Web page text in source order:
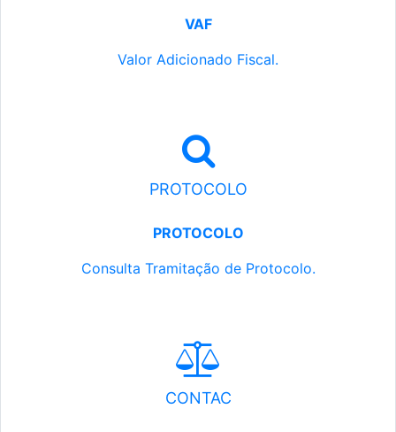
VAF
Valor Adicionado Fiscal.
PROTOCOLO
PROTOCOLO
Consulta Tramitação de Protocolo.
CONTAC